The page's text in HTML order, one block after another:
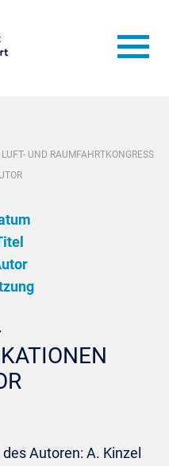
LUFT- UND RAUMFAHRTKONGRESS
Autoren: A. Kinzel